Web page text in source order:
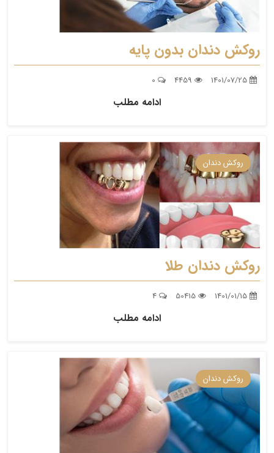
روکش دندان بدون پایه
ادامه مطلب
روکش دندان
روکش دندان طلا
ادامه مطلب
روکش دندان